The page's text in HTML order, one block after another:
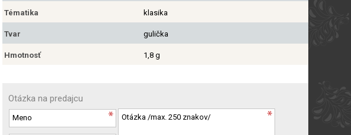
Tématika klasika
Tvar gulička
Hmotnosť 1,8 g
Otázka na predajcu